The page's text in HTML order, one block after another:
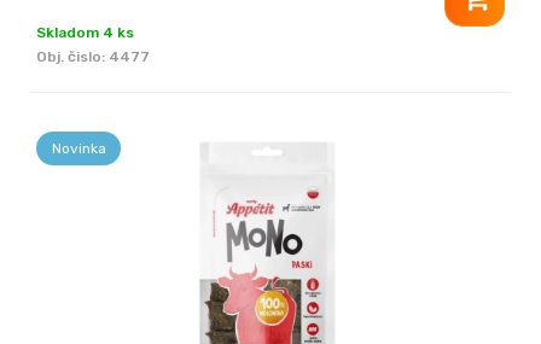
Skladom 4 ks
Obj. čislo: 4477
Novinka